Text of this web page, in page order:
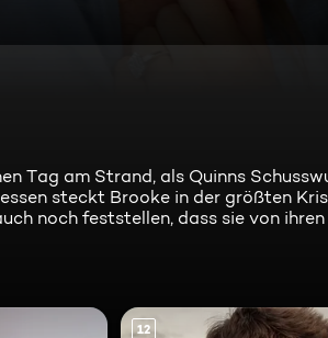
Tag am Strand, als Quinns
steckt Brooke in der größten
noch feststellen, dass sie von
12